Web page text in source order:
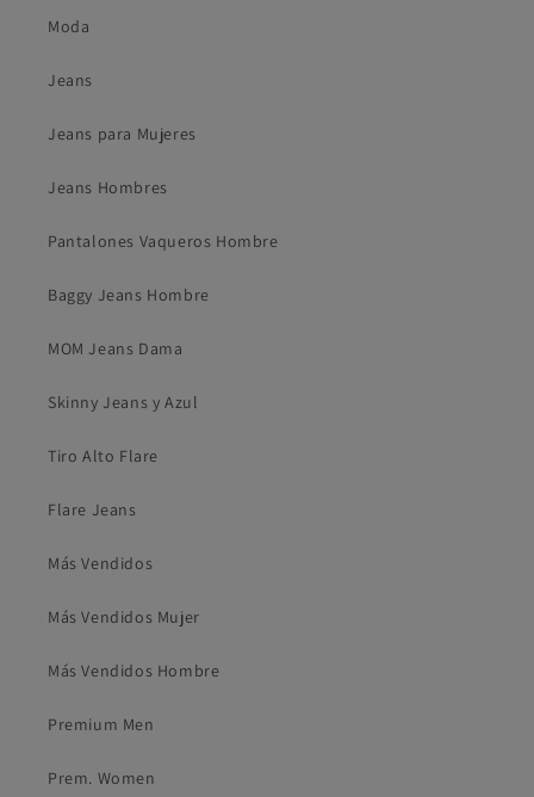
Moda
Jeans
Jeans para Mujeres
Jeans Hombres
Pantalones Vaqueros Hombre
Baggy Jeans Hombre
MOM Jeans Dama
Skinny Jeans y Azul
Tiro Alto Flare
Flare Jeans
Más Vendidos
Más Vendidos Mujer
Más Vendidos Hombre
Premium Men
Prem. Women